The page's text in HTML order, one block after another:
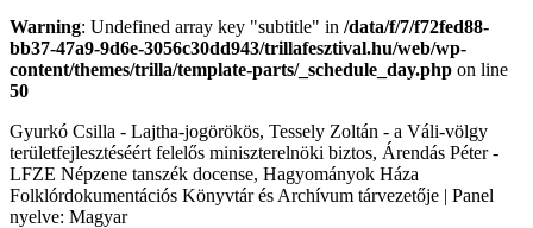
Warning: Undefined array key "subtitle" in /data/f/7/f72fed88-
bb37-47a9-9d6e-3056c30dd943/trillafesztival.hu/web/wp-
content/themes/trilla/template-parts/_schedule_day.php on line
50
Gyurkó Csilla - Lajtha-jogörökös, Tessely Zoltán - a Váli-völgy
területfejlesztéséért felelős miniszterelnöki biztos, Árendás Péter -
LFZE Népzene tanszék docense, Hagyományok Háza
Folklórdokumentációs Könyvtár és Archívum tárvezetője | Panel
nyelve: Magyar